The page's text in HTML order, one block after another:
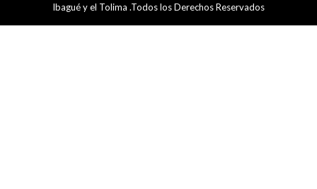
Ibagué y el Tolima .Todos los Derechos Reservados